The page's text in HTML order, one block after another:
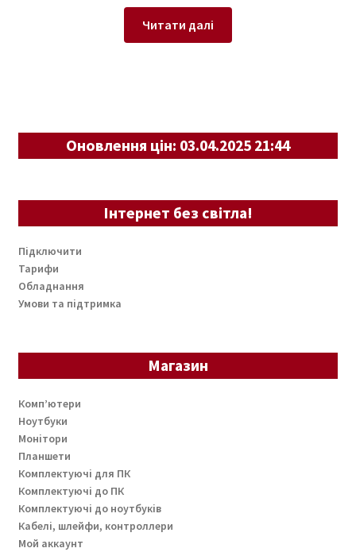
Читати далі
Оновлення цін: 03.04.2025 21:44
Інтернет без світла!
Підключити
Тарифи
Обладнання
Умови та підтримка
Магазин
Комп’ютери
Ноутбуки
Монітори
Планшети
Комплектуючі для ПК
Комплектуючі до ПК
Комплектуючі до ноутбуків
Кабелі, шлейфи, контроллери
Мой аккаунт